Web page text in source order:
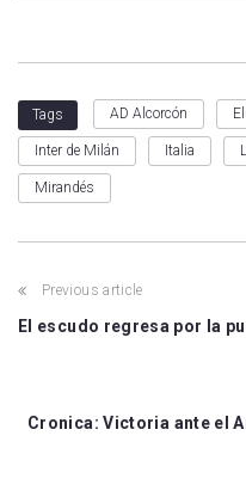
Tags AD Alcorcón
Inter de Milán Italia
Mirandés
Previous article
El escudo regresa por la
Cronica: Victoria ante el